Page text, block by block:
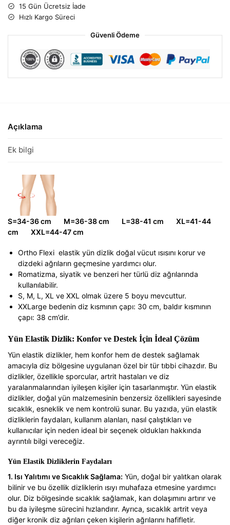
15 Gün Ücretsiz İade
Hızlı Kargo Süreci
Güvenli Ödeme
Açıklama
Ek bilgi
S=34-36 cm M=36-38 cm L=38-41 cm XL=41-44
cm XXL=44-47 cm
Ortho Flexi elastik yün dizlik doğal vücut ısısını korur ve
dizdeki ağrıların geçmesine yardımcı olur.
Romatizma, siyatik ve benzeri her türlü diz ağrılarında
kullanılabilir.
S, M, L, XL ve XXL olmak üzere 5 boyu mevcuttur.
XXLarge bedenin diz kısmının çapı: 30 cm, baldır kısmının
çapı: 38 cm’dir.
Yün Elastik Dizlik: Konfor ve Destek İçin İdeal Çözüm
Yün elastik dizlikler, hem konfor hem de destek sağlamak
amacıyla diz bölgesine uygulanan özel bir tür tıbbi cihazdır. Bu
dizlikler, özellikle sporcular, artrit hastaları ve diz
yaralanmalarından iyileşen kişiler için tasarlanmıştır. Yün elastik
dizlikler, doğal yün malzemesinin benzersiz özellikleri sayesinde
sıcaklık, esneklik ve nem kontrolü sunar. Bu yazıda, yün elastik
dizliklerin faydaları, kullanım alanları, nasıl çalıştıkları ve
kullanıcılar için neden ideal bir seçenek oldukları hakkında
ayrıntılı bilgi vereceğiz.
Yün Elastik Dizliklerin Faydaları
1. Isı Yalıtımı ve Sıcaklık Sağlama: Yün, doğal bir yalıtkan olarak
bilinir ve bu özellik dizliklerin ısıyı muhafaza etmesine yardımcı
olur. Diz bölgesinde sıcaklık sağlamak, kan dolaşımını artırır ve
bu da iyileşme sürecini hızlandırır. Ayrıca, sıcaklık artrit veya
diğer kronik diz ağrıları çeken kişilerin ağrılarını hafifletir.